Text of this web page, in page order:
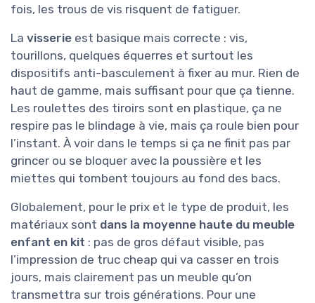
fois, les trous de vis risquent de fatiguer.
La visserie est basique mais correcte : vis,
tourillons, quelques équerres et surtout les
dispositifs anti-basculement à fixer au mur. Rien de
haut de gamme, mais suffisant pour que ça tienne.
Les roulettes des tiroirs sont en plastique, ça ne
respire pas le blindage à vie, mais ça roule bien pour
l’instant. À voir dans le temps si ça ne finit pas par
grincer ou se bloquer avec la poussière et les
miettes qui tombent toujours au fond des bacs.
Globalement, pour le prix et le type de produit, les
matériaux sont dans la moyenne haute du meuble
enfant en kit : pas de gros défaut visible, pas
l’impression de truc cheap qui va casser en trois
jours, mais clairement pas un meuble qu’on
transmettra sur trois générations. Pour une